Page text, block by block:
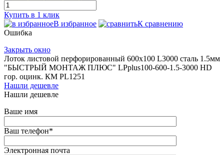
Купить в 1 клик
В избранное
К сравнению
Ошибка
Закрыть окно
Лоток листовой перфорированный 600х100 L3000 сталь 1.5мм
"БЫСТРЫЙ МОНТАЖ ПЛЮС" LPplus100-600-1.5-3000 HD
гор. оцинк. КМ PL1251
Нашли дешевле
Нашли дешевле
Ваше имя
Ваш телефон*
Электронная почта